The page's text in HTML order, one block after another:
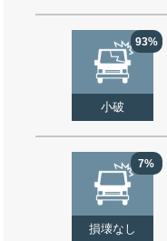
93%
小破
7%
損壊なし